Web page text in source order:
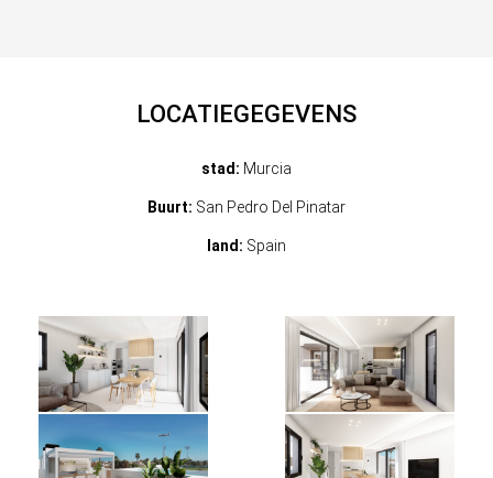
LOCATIEGEGEVENS
stad: Murcia
Buurt: San Pedro Del Pinatar
land: Spain